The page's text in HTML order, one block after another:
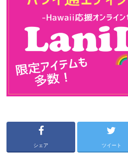
シェア ツイート